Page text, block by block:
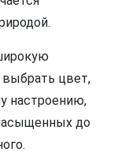
цвет,
настроению,
до